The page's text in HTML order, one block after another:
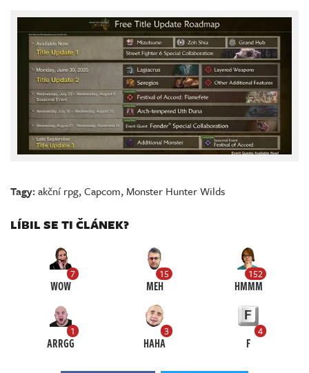
Tagy:akční rpg,Capcom, Monster Hunter Wilds
LÍBIL SE TI ČLÁNEK?
7
WOW
15
MEH
152
HMMM
1
ARRGG
3
HAHA
4
F